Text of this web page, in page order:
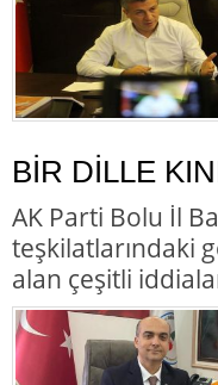
BİR DİLLE
AK Parti Bolu İl
teşkilatlarındaki
alan çeşitli